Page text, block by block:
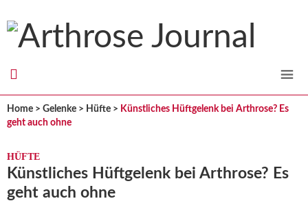
Arthrose
Journal
Home > Gelenke > Hüfte > Künstliches Hüftgelenk bei Arthrose? Es
geht auch ohne
HÜFTE
Künstliches Hüftgelenk bei Arthrose? Es
geht auch ohne